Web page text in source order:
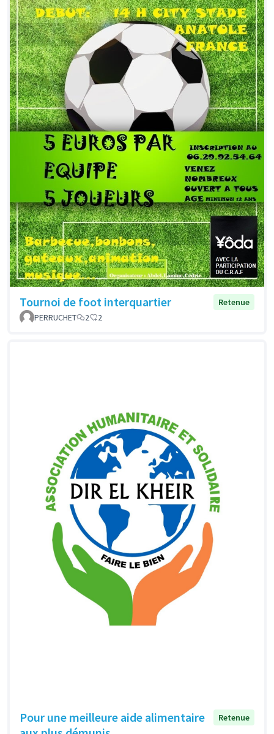
Tournoi de foot interquartier
Retenue
PERRUCHET
2 2
Pour une meilleure aide alimentaire
Retenue